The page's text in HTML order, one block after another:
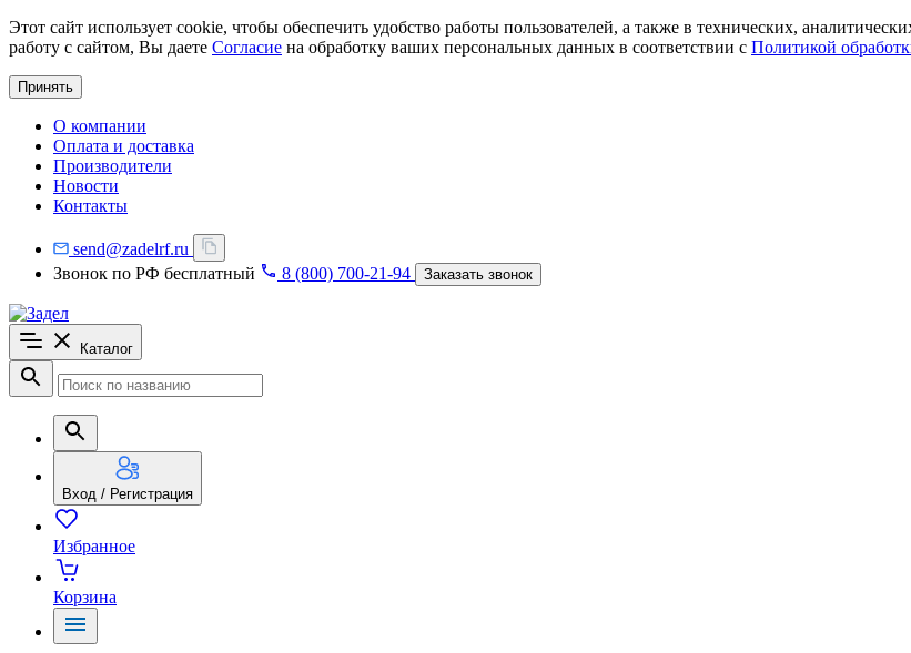
Этот сайт использует cookie, чтобы обеспечить удобство работы пользователей, а также в технических,
работу с сайтом, Вы даете Согласие на обработку ваших персональных данных в соответствии с Политикой
Принять
О компании
Оплата и доставка
Производители
Новости
Контакты
send@zadelrf.ru
Звонок по РФ бесплатный
8 (800) 700-21-94 Заказать звонок
Каталог
Вход / Регистрация
Избранное
Корзина